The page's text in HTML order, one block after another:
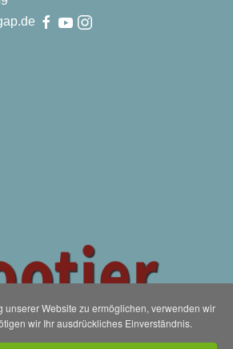
unserer Website zu ermöglichen, verwenden wir
wir Ihr ausdrückliches Einverständnis.